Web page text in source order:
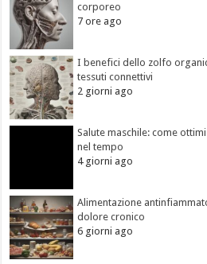
corporeo
7 ore ago
I benefici dello zolfo
tessuti connettivi
2 giorni ago
Salute maschile: come
nel tempo
4 giorni ago
Alimentazione
dolore cronico
6 giorni ago